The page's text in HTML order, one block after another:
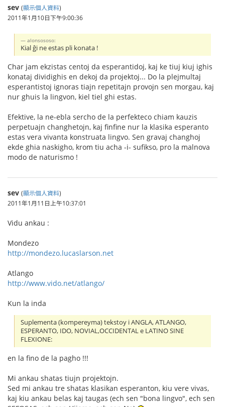
sev (顯示個人資料)
2011年1月10日下午9:00:36
alonsososo:
Kial ĝi ne estas pli konata !
Char jam ekzistas centoj da esperantidoj, kaj ke tiuj kiuj ighis
konataj dividighis en dekoj da projektoj... Do la plejmultaj
esperantistoj ignoras tiajn repetitajn provojn sen morgau, kaj
nur ghuis la lingvon, kiel tiel ghi estas.
Efektive, la ne-ebla sercho de la perfekteco chiam kauzis
perpetuajn changhetojn, kaj finfine nur la klasika esperanto
estas vera vivanta konstruata lingvo. Sen gravaj changhoj
ekde ghia naskigho, krom tiu acha -i- sufikso, pro la malnova
modo de naturismo !
sev (顯示個人資料)
2011年1月11日上午10:37:01
Vidu ankau :
Mondezo
http://mondezo.lucaslarson.net
Atlango
http://www.vido.net/atlango/
Kun la inda
Suplementa (kompereyma) tekstoy i ANGLA, ATLANGO,
ESPERANTO, IDO, NOVIAL,OCCIDENTAL e LATINO SINE
FLEXIONE:
en la fino de la pagho !!!
Mi ankau shatas tiujn projektojn.
Sed mi ankau tre shatas klasikan esperanton, kiu vere vivas,
kaj kiu ankau belas kaj taugas (ech sen "bona lingvo", ech sen